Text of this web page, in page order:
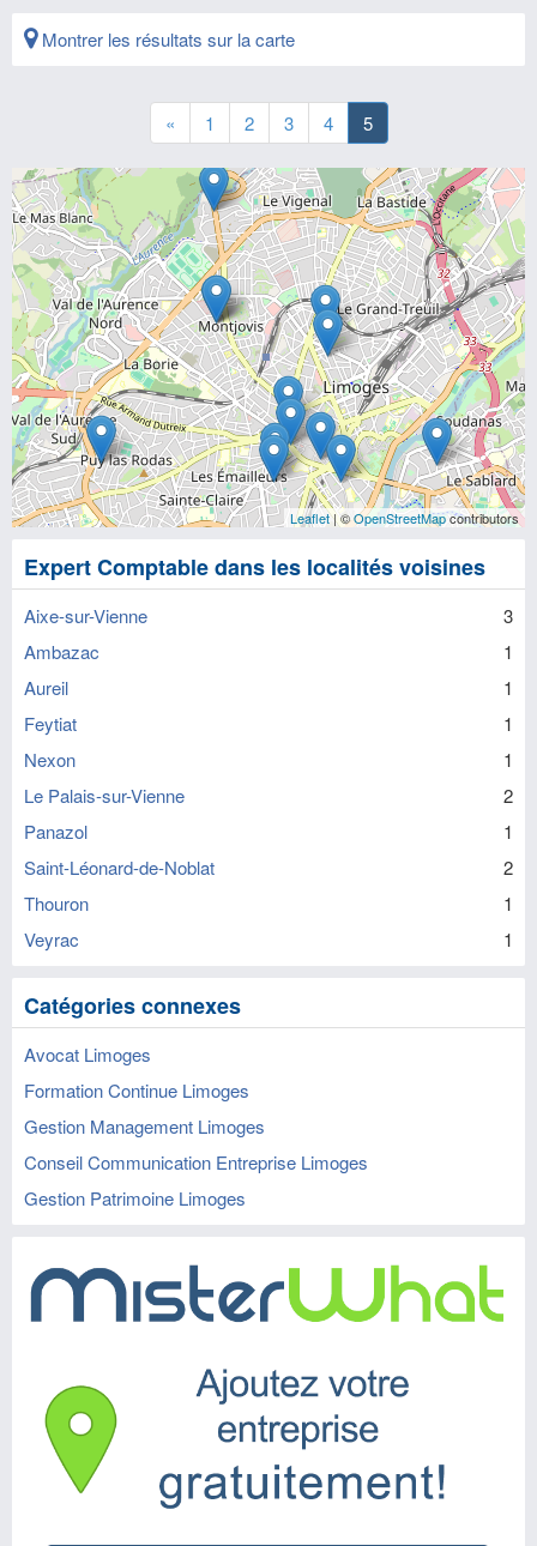
Montrer les résultats sur la carte
« 1 2 3 4 5
Leaflet| ©OpenStreetMapcontributors
Expert Comptable dans les localités voisines
Aixe-sur-Vienne
3
Ambazac
1
Aureil
1
Feytiat
1
Nexon
1
Le Palais-sur-Vienne
2
Panazol
1
Saint-Léonard-de-Noblat
2
Thouron
1
Veyrac
1
Catégories connexes
Avocat Limoges
Formation Continue Limoges
Gestion Management Limoges
Conseil Communication Entreprise Limoges
Gestion Patrimoine Limoges